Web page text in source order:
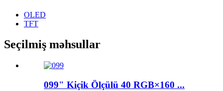
OLED
TFT
Seçilmiş məhsullar
099" Kiçik Ölçülü 40 RGB×160 ...